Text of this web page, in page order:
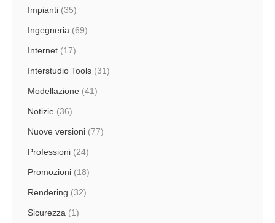
Impianti (35)
Ingegneria (69)
Internet (17)
Interstudio Tools (31)
Modellazione (41)
Notizie (36)
Nuove versioni (77)
Professioni (24)
Promozioni (18)
Rendering (32)
Sicurezza (1)